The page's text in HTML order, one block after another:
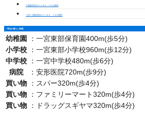
江島駅周辺の１ＬＤＫ、１Ｋの物件
三河一宮駅周辺の１ＬＤＫ、１Ｋの物件
周辺の暮らし情報
幼稚園 ： 一宮東部保育園400m(歩5分)
小学校
： 一宮東部小学校960m(歩12分)
中学校
： 一宮中学校480m(歩6分)
病院
： 安形医院720m(歩9分)
買い物
： スパー320m(歩4分)
買い物
： ファミリーマート320m(歩4分)
買い物
： ドラッグスギヤマ320m(歩4分)